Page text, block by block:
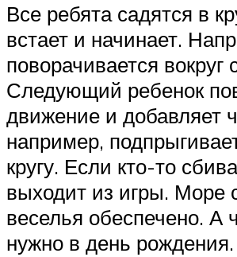
Все ребята садятся в
встает и начинает.
поворачивается вокруг
Следующий ребенок
движение и добавляет
например,
кругу. Если кто-то
выходит из игры. Море
веселья обеспечено. А
нужно в день рождения.